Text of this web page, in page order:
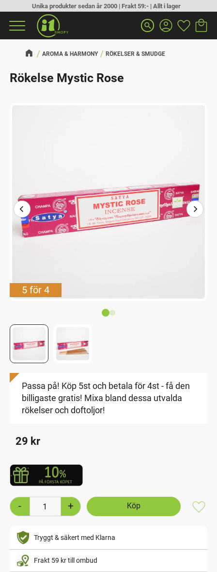
Meny
Unika produkter sedan år 2000 | Frakt 59:- | Allt i lager
search
AROMA & HARMONY RÖKELSER & SMUDGE
Rökelse Mystic Rose
5 för 4
Passa på! Köp 5st och betala för 4st - få den
billigaste gratis! Mixa bland dessa utvalda
rökelser och doftoljor!
29 kr
+
-
Tryggt & säkert med Klarna
Frakt 59 kr till ombud